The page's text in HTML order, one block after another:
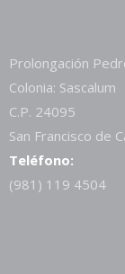
Prolongación
Colonia: Sascalum
C.P. 24095
San Francisco de
Teléfono:
(981) 119 4504